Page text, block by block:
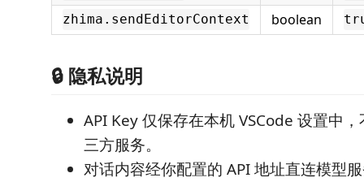
zhima.sendEditorContext
boolean
🔒 隐私说明
API Key 仅保存在本机 VSCode 设置中
三方服务。
对话内容经你配置的 API 地址直连模型